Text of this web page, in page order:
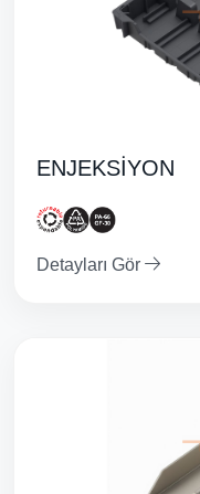
ENJEKSİYON
Detayları Gör